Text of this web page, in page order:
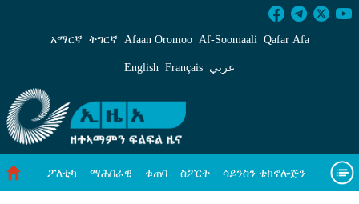
መንገዲ ኣየር ኢትዮጵያ ክልተ ሽልማታት ረኺቡ -
አማርኛ ትግርኛ Afaan Oromoo Af‑Soomaali Qafar Afa
English Français عربي
ፖለቲካ ማሕበራዊ ቁጠባ ስፖርት ሳይንስን ቴክኖሎጅን